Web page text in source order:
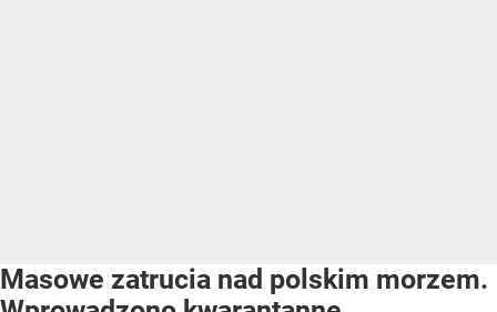
Masowe zatrucia nad polskim morzem.